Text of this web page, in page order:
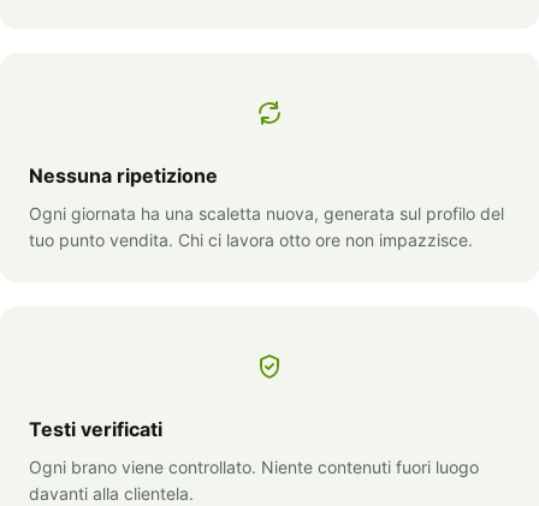
Nessuna ripetizione
Ogni giornata ha una scaletta nuova, generata sul profilo del
tuo punto vendita. Chi ci lavora otto ore non impazzisce.
Testi verificati
Ogni brano viene controllato. Niente contenuti fuori luogo
davanti alla clientela.